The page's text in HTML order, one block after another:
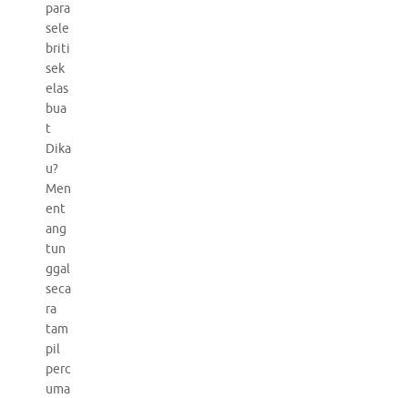
para
sele
briti
sek
elas
bua
t
Dika
u?
Men
ent
ang
tun
ggal
seca
ra
tam
pil
perc
uma